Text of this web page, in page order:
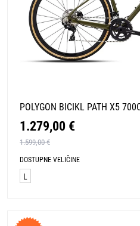
POLYGON BICIKL PATH X5
1.279,00 €
1.599,00 €
DOSTUPNE VELIČINE
L